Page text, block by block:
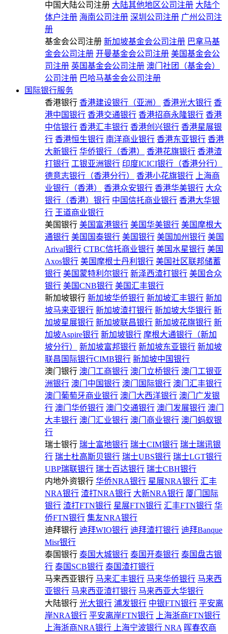
中国大陆公司注册 大陆其他地区公司注册 大陆个
体户注册 海南公司注册 深圳公司注册 广州公司注
册
基金会公司注册 新加坡基金会公司注册 巴拿马基
金会公司注册 开曼基金会公司注册 美国基金会公
司注册 英国基金会公司注册 澳门社团（基金会）
公司注册 巴哈马基金会公司注册
国际银行服务
香港银行 香港建设银行（亚洲） 香港光大银行 香
港中国银行 香港交通银行 香港招商永隆银行 香港
中信银行 香港汇丰银行 香港创兴银行 香港星展银
行 香港恒生银行 南洋商业银行 香港东亚银行 香港
大新银行 华侨银行（香港） 香港花旗银行 香港渣
打银行 工银亚洲银行 印度ICICI银行（香港分行）
德意志银行（香港分行）
香港小花旗银行
上海商
业银行（香港）
香港众安银行 香港华美银行 大众
银行（香港）银行 中国信托商业银行 香港大华银
行 王道商业银行
美国银行 美国富港银行 美国华美银行 美国摩根大
通银行 美国国泰银行 美国银行 美国加州银行 美国
Arival银行 CTBC信托商业银行 美国水星银行 美国
Axos银行 美国摩根士丹利银行 美国社区联邦储蓄
银行 美国蒙特利尔银行 新泽西渣打银行 美国合众
银行 美国CNB银行 美国汇丰银行
新加坡银行 新加坡华侨银行 新加坡汇丰银行 新加
坡马来亚银行 新加坡渣打银行 新加坡大华银行 新
加坡星展银行 新加坡联昌银行 新加坡花旗银行 新
加坡Aspire银行 新加坡银行 摩根大通银行（新加
坡分行）
新加坡富邦银行 新加坡东亚银行 新加坡
联昌国际银行CIMB银行 新加坡中国银行
澳门银行 澳门工商银行 澳门立桥银行 澳门工银亚
洲银行 澳门中国银行 澳门国际银行 澳门汇丰银行
澳门葡萄牙商业银行 澳门大西洋银行 澳门广发银
行 澳门华侨银行 澳门交通银行 澳门发展银行 澳门
大丰银行 澳门汇业银行 澳门商业银行 澳门蚂蚁银
行
瑞士银行 瑞士富地银行 瑞士CIM银行 瑞士瑞讯银
行 瑞士杜高斯贝银行 瑞士UBS银行 瑞士LGT银行
UBP瑞联银行 瑞士百达银行 瑞士CBH银行
内地外资银行 华侨NRA银行 星展NRA银行 汇丰
NRA银行 渣打NRA银行 大新NRA银行 厦门国际
银行 渣打FTN银行 星展FTN银行 汇丰FTN银行 华
侨FTN银行 集友NRA银行
迪拜银行 迪拜WIO银行 迪拜渣打银行 迪拜Banque
Misr银行
泰国银行 泰国大城银行 泰国开泰银行 泰国盘古银
行 泰国SCB银行 泰国渣打银行
马来西亚银行 马来汇丰银行 马来华侨银行 马来西
亚银行 马来西亚渣打银行 马来西亚大华银行
大陆银行 光大银行 浦发银行 中银FTN银行 平安离
岸NRA银行 平安离岸FTN银行
上海浙商FTN银行
上海浙商NRA银行
上海宁波银行 NRA 晖春农商